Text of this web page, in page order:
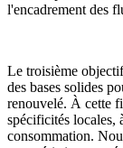
l'encadrement des
Le troisième
des bases solides
renouvelé. À cette
spécificités locales,
consommation.